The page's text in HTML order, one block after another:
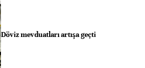
Döviz mevduatları artışa geçti